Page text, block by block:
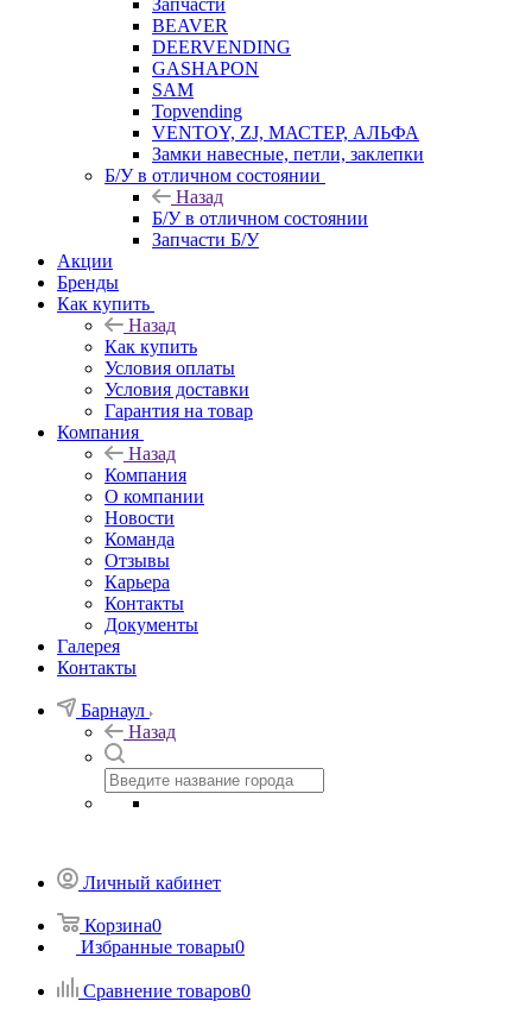
Запчасти
BEAVER
DEERVENDING
GASHAPON
SAM
Topvending
VENTOY, ZJ, МАСТЕР, АЛЬФА
Замки навесные, петли, заклепки
Б/У в отличном состоянии
Назад
Б/У в отличном состоянии
Запчасти Б/У
Акции
Бренды
Как купить
Назад
Как купить
Условия оплаты
Условия доставки
Гарантия на товар
Компания
Назад
Компания
О компании
Новости
Команда
Отзывы
Карьера
Контакты
Документы
Галерея
Контакты
Барнаул
Назад
Личный кабинет
Корзина0
Избранные товары0
Сравнение товаров0